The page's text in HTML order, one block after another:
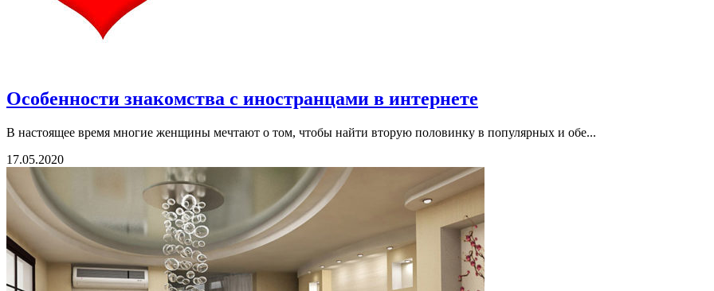
Особенности знакомства с иностранцами в интернете
В настоящее время многие женщины мечтают о том, чтобы найти вторую половинку в популярных и обе...
17.05.2020